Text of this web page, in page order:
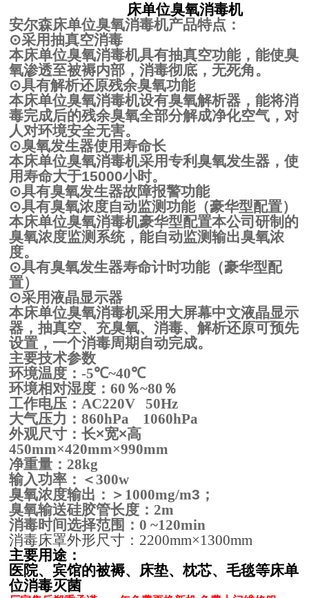
床单位臭氧消毒机
安尔森床单位臭氧消毒机产品特点：
⊙采用抽真空消毒
本床单位臭氧消毒机具有抽真空功能，能使臭
氧渗透至被褥内部，消毒彻底，无死角。
⊙具有解析还原残余臭氧功能
本床单位臭氧消毒机设有臭氧解析器，能将消
毒完成后的残余臭氧全部分解成净化空气，对
人对环境安全无害。
⊙臭氧发生器使用寿命长
本床单位臭氧消毒机采用专利臭氧发生器，使
用寿命大于15000小时。
⊙具有臭氧发生器故障报警功能
⊙具有臭氧浓度自动监测功能（豪华型配置）
本床单位臭氧消毒机豪华型配置本公司研制的
臭氧浓度监测系统，能自动监测输出臭氧浓
度。
⊙具有臭氧发生器寿命计时功能（豪华型配
置）
⊙采用液晶显示器
本床单位臭氧消毒机采用大屏幕中文液晶显示
器，抽真空、充臭氧、消毒、解析还原可预先
设置，一个消毒周期自动完成。
主要技术参数
环境温度：-5℃~40℃
环境相对湿度：60 ％~80 ％
工作电压：AC220V
50Hz
大气压力：860hPa
1060hPa
外观尺寸：长×宽×高
450mm×420mm×990mm
净重量： 28kg
输入功率：＜300w
臭氧浓度输出：＞ 1000mg/m3 ；
臭氧输送硅胶管长度： 2m
消毒时间选择范围：0 ~120min
消毒床罩外形尺寸： 2200mm×1300mm
主要用途：
医院、宾馆的被褥、床垫、枕芯、毛毯等床单
位消毒灭菌